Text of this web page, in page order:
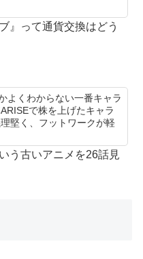
』って通貨交換はどう
よくわからない一番キャラ
で株を上げたキャラ
堅く、フットワークが軽
う古いアニメを26話見